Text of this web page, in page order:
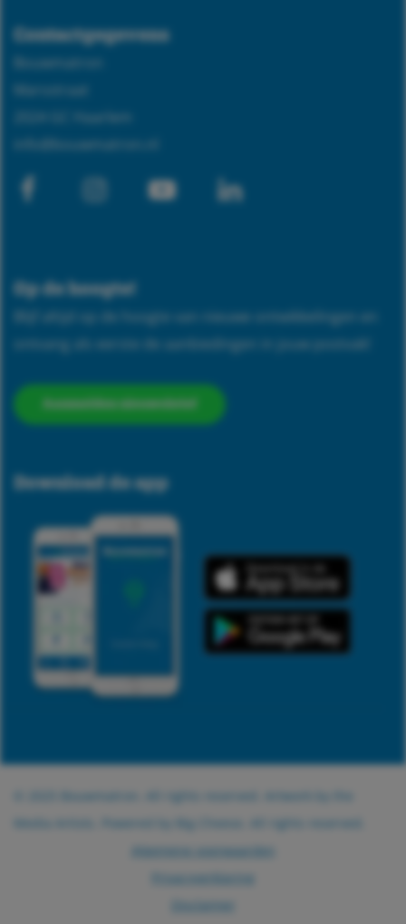
Contactgegevens
Bouwmatron
Marsstraat
2024 GC Haarlem
info@bouwmatron.nl
Instagram
Youtube-
Op de hoogte!
Blijf altijd op de hoogte van nieuwe ontwikkelingen en
ontvang als eerste de aanbiedingen in jouw postvak!
Download de app
© 2025 Bouwmatron. All rights reserved. Artwork by the
. Powered by Big Cheese
. All rights reserved.
Algemene voorwaarden
Privacyverklaring
Disclaimer